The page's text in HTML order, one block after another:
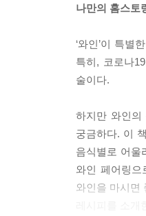
나만의 홈스토
‘와인’이 특별
특히, 코로나
술이다.
하지만 와인의
궁금하다. 이
음식별로 어울
와인 페어링
와인을 마시면